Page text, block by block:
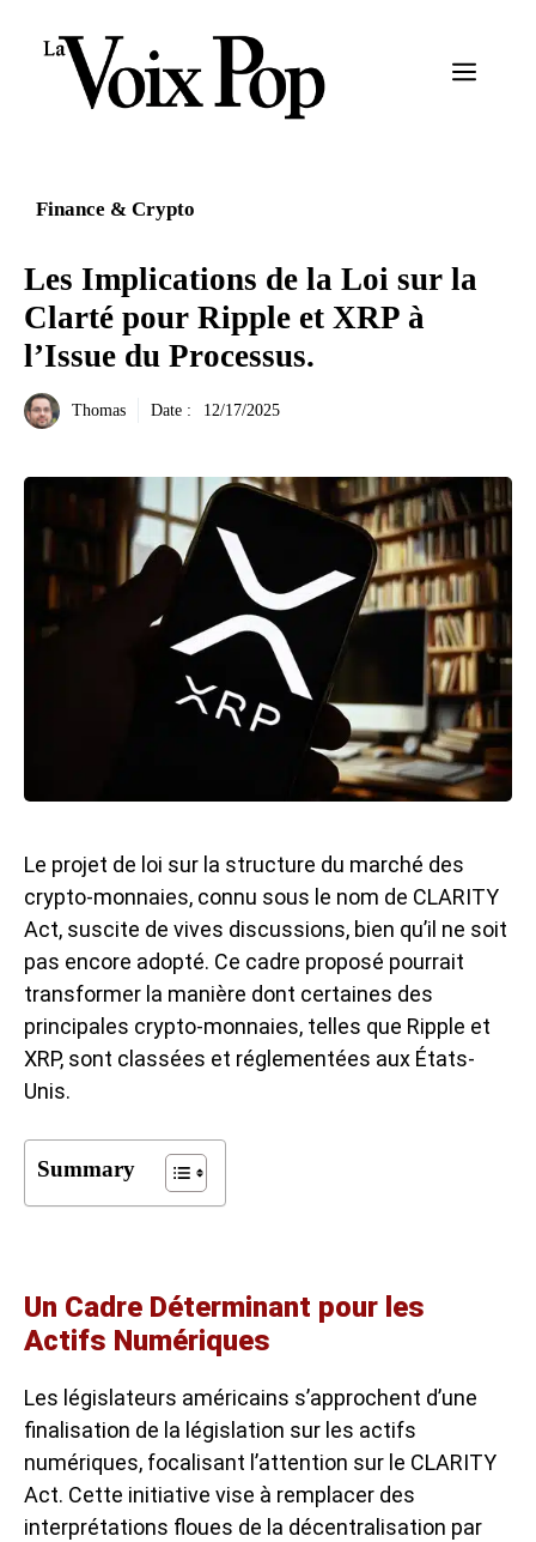
Menu
Finance & Crypto
Les Implications de la Loi sur la
Clarté pour Ripple et XRP à
l’Issue du Processus.
Thomas Date : 12/17/2025
Le projet de loi sur la structure du marché des
crypto-monnaies, connu sous le nom de CLARITY
Act, suscite de vives discussions, bien qu’il ne soit
pas encore adopté. Ce cadre proposé pourrait
transformer la manière dont certaines des
principales crypto-monnaies, telles que Ripple et
XRP, sont classées et réglementées aux États-
Unis.
Summary
Un Cadre Déterminant pour les
Actifs Numériques
Les législateurs américains s’approchent d’une
finalisation de la législation sur les actifs
numériques, focalisant l’attention sur le CLARITY
Act. Cette initiative vise à remplacer des
interprétations floues de la décentralisation par